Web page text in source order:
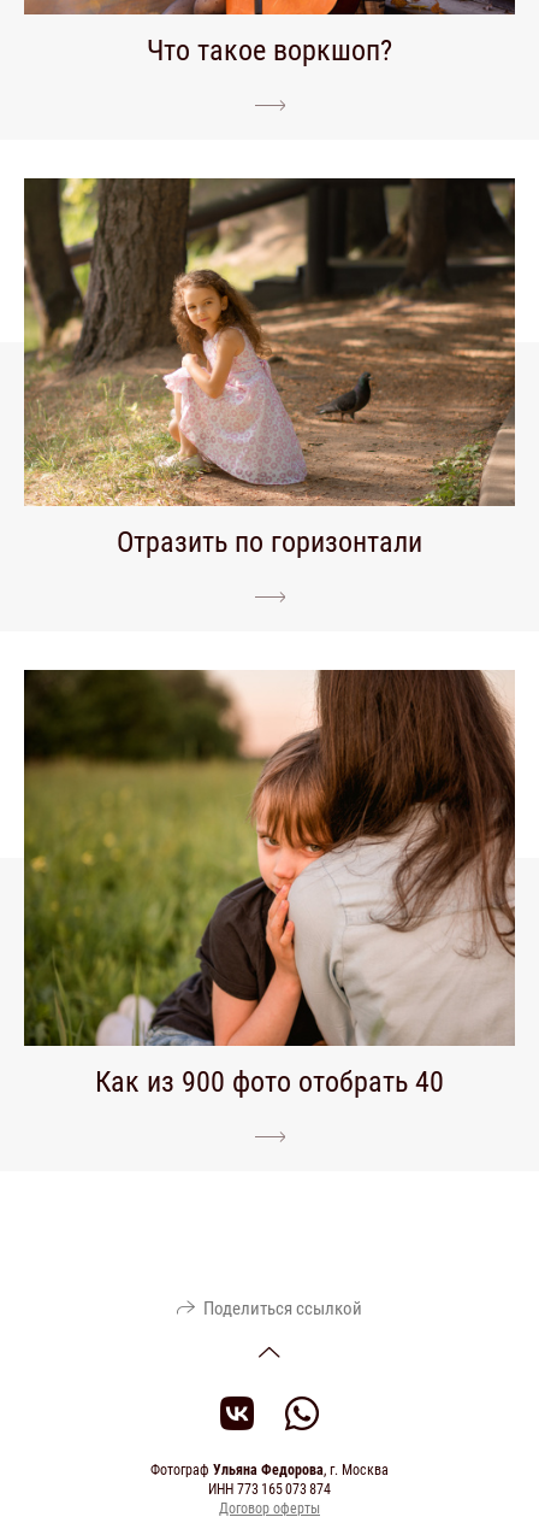
Что такое воркшоп?
Отразить по горизонтали
Как из 900 фото отобрать 40
Поделиться ссылкой
Фотограф Ульяна Федорова, г. Москва
ИНН 773 165 073 874
Договор оферты